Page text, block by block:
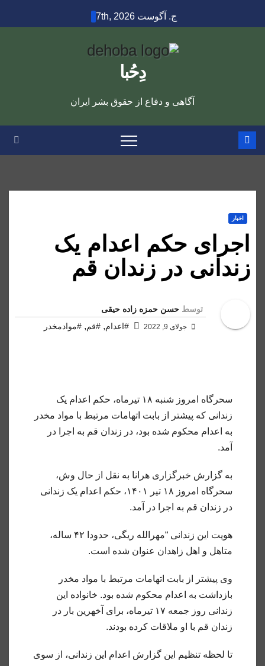
to
ج. آگوست 7th, 2026
دِحُبا
آگاهی و دفاع از حقوق بشر ایران
اخبار
اجرای حکم اعدام یک
زندانی در زندان قم
توسط حسن حمزه زاده حیقی
جولای 9, 2022 #اعدام, #قم, #موادمخدر
سحرگاه امروز شنبه ۱۸ تیرماه، حکم اعدام یک
زندانی که پیشتر از بابت اتهامات مرتبط با مواد مخدر
به اعدام محکوم شده بود، در زندان قم به اجرا در
آمد.
به گزارش خبرگزاری هرانا به نقل از حال وش،
سحرگاه امروز ۱۸ تیر ۱۴۰۱، حکم اعدام یک زندانی
در زندان قم به اجرا در آمد.
هویت این زندانی “مهرالله ریگی، حدودا ۴۲ ساله،
متاهل و اهل زاهدان عنوان شده است.
وی پیشتر از بابت اتهامات مرتبط با مواد مخدر
بازداشت به اعدام محکوم شده بود. خانواده این
زندانی روز جمعه ۱۷ تیرماه، برای آخهرین بار در
زندان قم با او ملاقات کرده بودند.
تا لحظه تنظیم این گزارش اعدام این زندانی، از سوی